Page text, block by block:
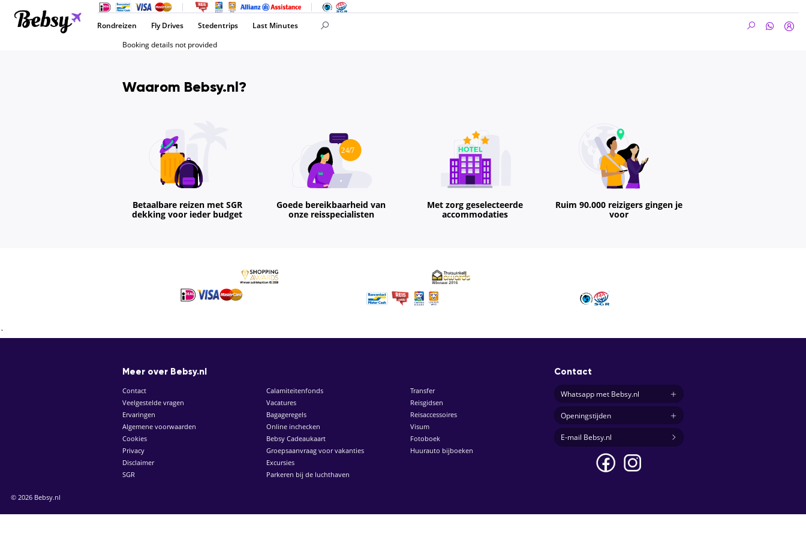
Rondreizen Fly Drives Stedentrips
Last Minutes
Booking details not provided
Waarom Bebsy.nl?
Betaalbare reizen met SGR
dekking voor ieder budget
Goede bereikbaarheid van
onze reisspecialisten
Met zorg geselecteerde
accommodaties
Ruim 90.000 reizigers gingen je
voor
`
Meer over Bebsy.nl
Contact
Veelgestelde vragen
Ervaringen
Algemene voorwaarden
Cookies
Privacy
Disclaimer
SGR
Calamiteitenfonds
Vacatures
Bagageregels
Online inchecken
Bebsy Cadeaukaart
Groepsaanvraag voor vakanties
Excursies
Parkeren bij de luchthaven
Transfer
Reisgidsen
Reisaccessoires
Visum
Fotoboek
Huurauto bijboeken
Contact
Whatsapp met Bebsy.nl
Openingstijden
E-mail Bebsy.nl
© 2026 Bebsy.nl